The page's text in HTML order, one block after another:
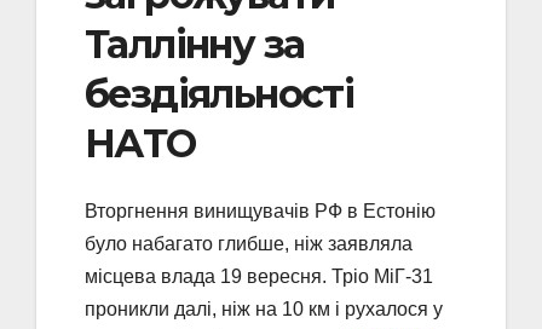
Таллінну за
бездіяльності
НАТО
Вторгнення винищувачів РФ в Естонію
було набагато глибше, ніж заявляла
місцева влада 19 вересня. Тріо МіГ-31
проникли далі, ніж на 10 км і рухалося у